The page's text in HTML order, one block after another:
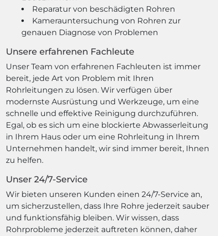
Reparatur von beschädigten Rohren
Kamerauntersuchung von Rohren zur
genauen Diagnose von Problemen
Unsere erfahrenen Fachleute
Unser Team von erfahrenen Fachleuten ist immer
bereit, jede Art von Problem mit Ihren
Rohrleitungen zu lösen. Wir verfügen über
modernste Ausrüstung und Werkzeuge, um eine
schnelle und effektive Reinigung durchzuführen.
Egal, ob es sich um eine blockierte Abwasserleitung
in Ihrem Haus oder um eine Rohrleitung in Ihrem
Unternehmen handelt, wir sind immer bereit, Ihnen
zu helfen.
Unser 24/7-Service
Wir bieten unseren Kunden einen 24/7-Service an,
um sicherzustellen, dass Ihre Rohre jederzeit sauber
und funktionsfähig bleiben. Wir wissen, dass
Rohrprobleme jederzeit auftreten können, daher